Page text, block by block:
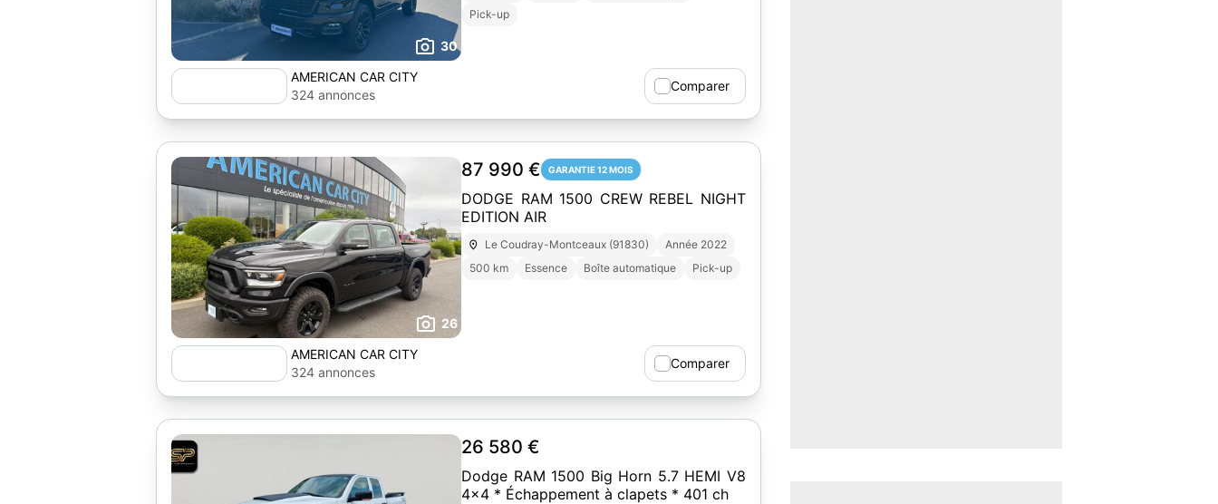
30
Pick-up
AMERICAN CAR CITY
324 annonces
Comparer
26
87 990 € GARANTIE 12 MOIS
DODGE RAM 1500 CREW REBEL NIGHT
EDITION AIR
Le Coudray-Montceaux (91830)
Année 2022
500 km
Essence Boîte automatique Pick-up
AMERICAN CAR CITY
324 annonces
Comparer
26 580 €
Dodge RAM 1500 Big Horn 5.7 HEMI V8
4x4 * Échappement à clapets * 401 ch